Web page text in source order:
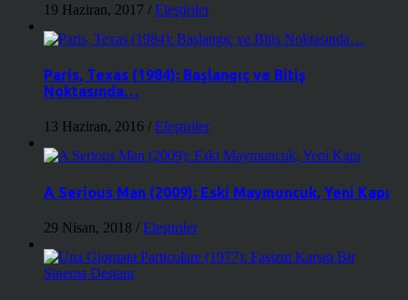
19 Haziran, 2017 / Eleştiriler
Paris, Texas (1984): Başlangıç ve Bitiş
Noktasında…
13 Haziran, 2016 / Eleştiriler
A Serious Man (2009): Eski Maymuncuk, Yeni Kapı
29 Nisan, 2018 / Eleştiriler